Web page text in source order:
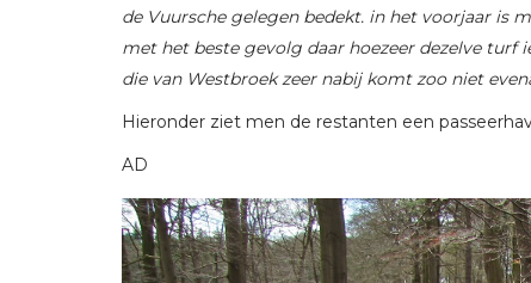
de Vuursche gelegen bedekt. in het voorjaar is
met het beste gevolg daar hoezeer dezelve
die van Westbroek zeer nabij komt zoo niet
Hieronder ziet men de restanten een
AD